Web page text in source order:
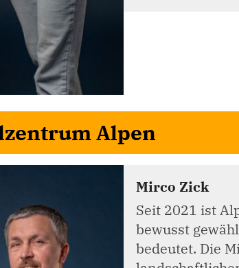
Alpen
Mirco Zick
Seit 2021 ist
bewusst
bedeutet. Die